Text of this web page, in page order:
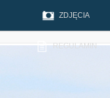
ZDJĘCIA
REGULAMIN